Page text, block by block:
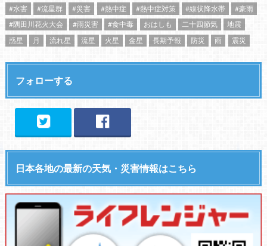
#水害
#流星群 #災害 #熱中症 #熱中症対策 #線状降水帯
#豪雨
#隅田川花火大会
#雨災害 #食中毒 おはしも 二十四節気
地震
惑星
月 流れ星 流星 火星 金星 長期予報 防災 雨 震災
フォローする
日本各地の最新の天気・災害情報はこちら